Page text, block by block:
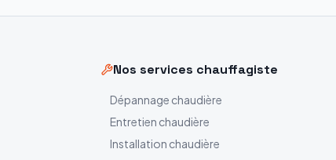
Nos services chauffagiste
Dépannage chaudière
Entretien chaudière
Installation chaudière